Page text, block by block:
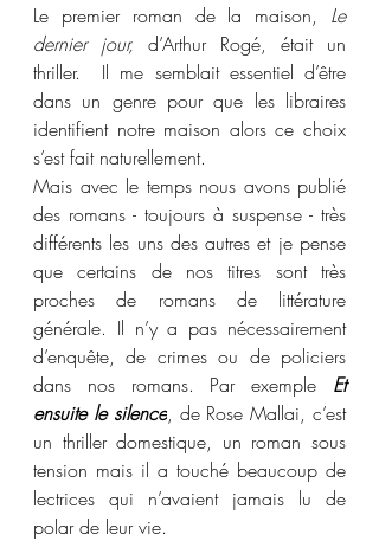
Le premier roman de la maison, Le
dernier jour, d’Arthur Rogé, était un
thriller.  Il me semblait essentiel d’être
dans un genre pour que les libraires
identifient notre maison alors ce choix
s’est fait naturellement.
Mais avec le temps nous avons publié
des romans - toujours à suspense - très
différents les uns des autres et je pense
que certains de nos titres sont très
proches de romans de littérature
générale. Il n’y a pas nécessairement
d’enquête, de crimes ou de policiers
dans nos romans. Par exemple Et
ensuite le silence, de Rose Mallai, c’est
un thriller domestique, un roman sous
tension mais il a touché beaucoup de
lectrices qui n’avaient jamais lu de
polar de leur vie.